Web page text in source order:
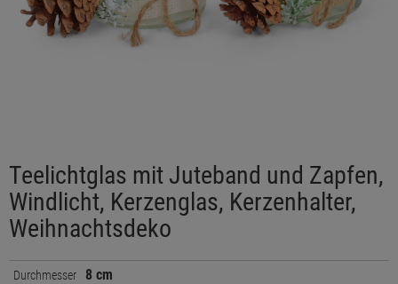
Teelichtglas mit Juteband und Zapfen,
Windlicht, Kerzenglas, Kerzenhalter,
Weihnachtsdeko
Durchmesser 8 cm